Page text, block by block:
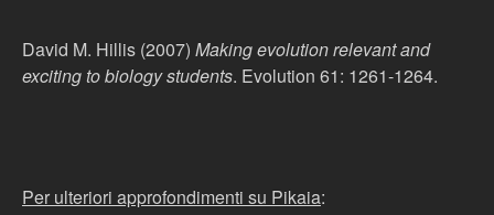
David M. Hillis (2007) Making evolution relevant and
exciting to biology students. Evolution 61: 1261-1264.
Per ulteriori approfondimenti su Pikaia: